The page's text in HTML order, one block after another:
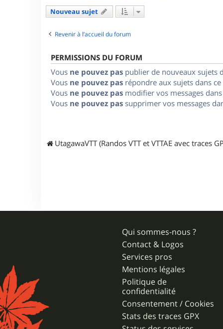
Nouveau sujet
Revenir à l’accueil du forum
PERMISSIONS DU FORUM
Vous ne pouvez pas publier de nouveaux sujets
Vous ne pouvez pas répondre aux sujets dans
Vous ne pouvez pas modifier vos messages
Vous ne pouvez pas supprimer vos messages
UtagawaVTT (Randos VTT et VTTAE avec traces
Qui sommes-nous ?
Contact & Logos
Services pros
Mentions légales
Politique de
confidentialité
Consentement / Cookies
Stats des traces GPX